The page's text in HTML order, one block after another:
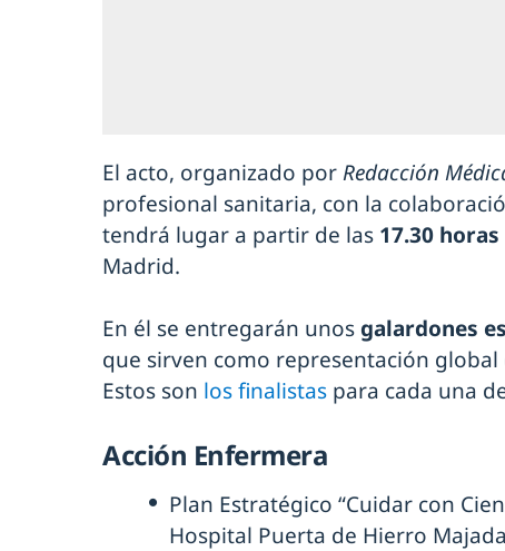
El acto, organizado porRedacción
profesional sanitaria, con la
tendrá lugar a partir de las 17.30 horas
Madrid.
En él se entregarán unos galardones
que sirven como representación
Estos son los finalistas para cada una
Acción Enfermera
Plan Estratégico “Cuidar con
Hospital Puerta de Hierro